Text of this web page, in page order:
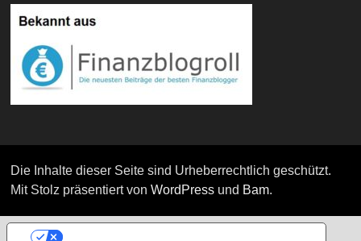
Die Inhalte dieser Seite sind Urheberrechtlich geschützt.
Mit Stolz präsentiert von WordPressund Bam.
IHRE DATENSCHUTZEINSTELLUNGEN